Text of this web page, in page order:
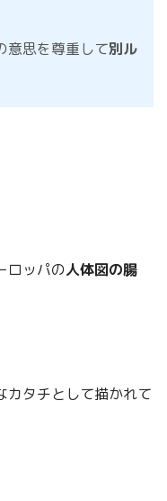
意思を尊重して別ル
ロッパの人体図の腸
カタチとして描かれて